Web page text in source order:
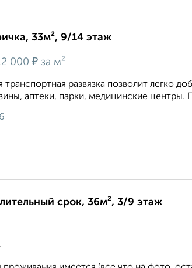
33м², 9/14 этаж
000 ₽ за м²
развязка позволит легко
аптеки, парки, медицинские центры.
срок, 36м², 3/9 этаж